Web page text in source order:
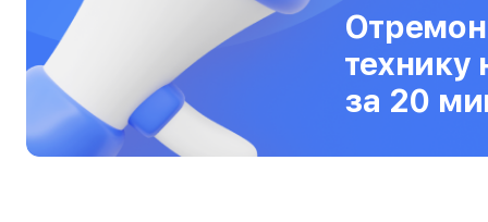
Экшн-камеры
Электровелосипеды
Электросамокаты
Эхолоты
технику
за 20